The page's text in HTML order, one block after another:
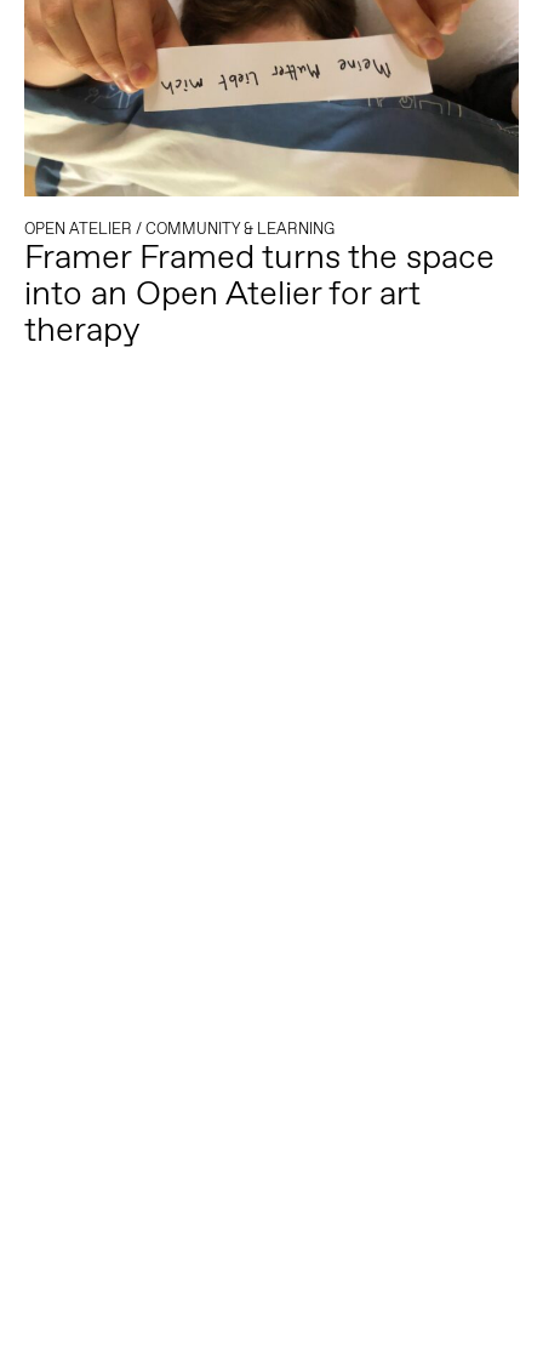
OPEN ATELIER /COMMUNITY & LEARNING
Framer Framed turns the space
into an Open Atelier for art
therapy